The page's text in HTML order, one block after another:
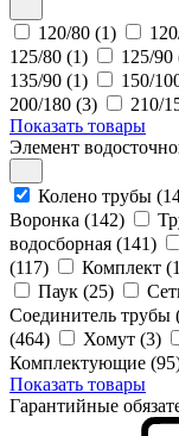
120/80 (1)
125/80 (1)
125/90
135/90 (1)
150/
200/180 (3)
210/
Показать товары
Элемент
Колено трубы
Воронка (142)
водосборная (141)
(117)
Комплект
Паук (25)
Соединитель трубы
(464)
Хомут (3)
Комплектующие
Показать товары
Гарантийные